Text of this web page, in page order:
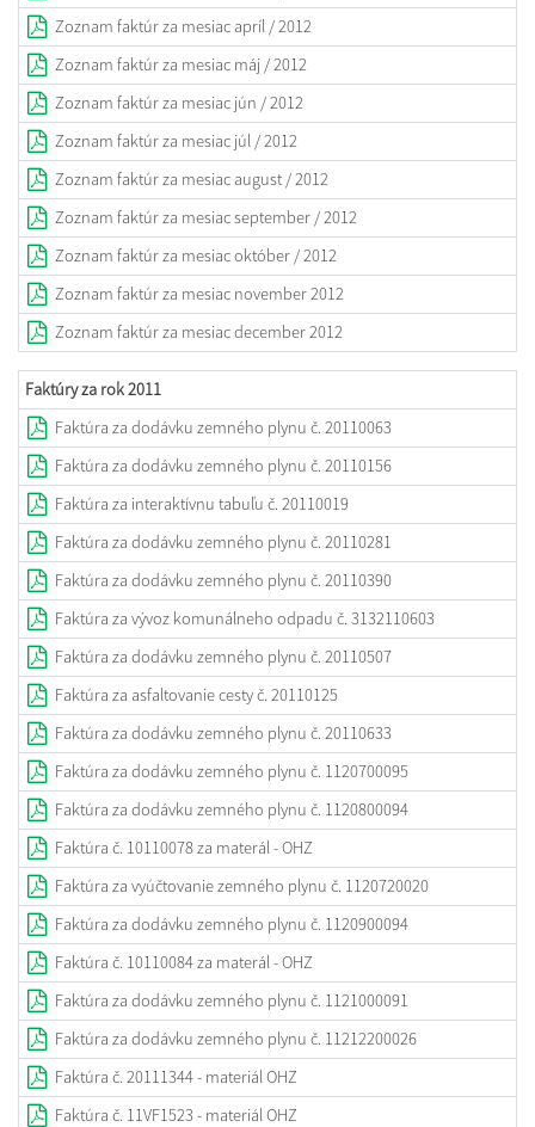
Zoznam faktúr za mesiac apríl / 2012
Zoznam faktúr za mesiac máj / 2012
Zoznam faktúr za mesiac jún / 2012
Zoznam faktúr za mesiac júl / 2012
Zoznam faktúr za mesiac august / 2012
Zoznam faktúr za mesiac september / 2012
Zoznam faktúr za mesiac október / 2012
Zoznam faktúr za mesiac november 2012
Zoznam faktúr za mesiac december 2012
Faktúry za rok 2011
Faktúra za dodávku zemného plynu č. 20110063
Faktúra za dodávku zemného plynu č. 20110156
Faktúra za interaktívnu tabuľu č. 20110019
Faktúra za dodávku zemného plynu č. 20110281
Faktúra za dodávku zemného plynu č. 20110390
Faktúra za vývoz komunálneho odpadu č. 3132110603
Faktúra za dodávku zemného plynu č. 20110507
Faktúra za asfaltovanie cesty č. 20110125
Faktúra za dodávku zemného plynu č. 20110633
Faktúra za dodávku zemného plynu č. 1120700095
Faktúra za dodávku zemného plynu č. 1120800094
Faktúra č. 10110078 za materál - OHZ
Faktúra za vyúčtovanie zemného plynu č. 1120720020
Faktúra za dodávku zemného plynu č. 1120900094
Faktúra č. 10110084 za materál - OHZ
Faktúra za dodávku zemného plynu č. 1121000091
Faktúra za dodávku zemného plynu č. 11212200026
Faktúra č. 20111344 - materiál OHZ
Faktúra č. 11VF1523 - materiál OHZ